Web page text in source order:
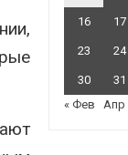
16 17
23 24
30
31
« Фев
Апр